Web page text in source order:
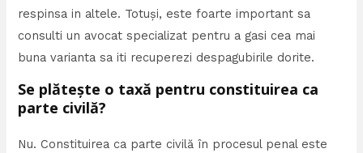
respinsa in altele. Totuși, este foarte important sa
consulti un avocat specializat pentru a gasi cea mai
buna varianta sa iti recuperezi despagubirile dorite.
Se plătește o taxă pentru constituirea ca
parte civilă?
Nu. Constituirea ca parte civilă în procesul penal este